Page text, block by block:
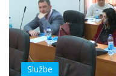
Službe